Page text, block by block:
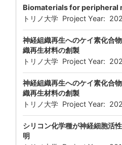
Biomaterials for peripheral
トリノ大学 Project Year:
神経組織再生へのケイ素化合
織再生材料の創製
トリノ大学 Project Year:
神経組織再生へのケイ素化合
織再生材料の創製
トリノ大学 Project Year:
シリコン化学種が神経細胞活
明